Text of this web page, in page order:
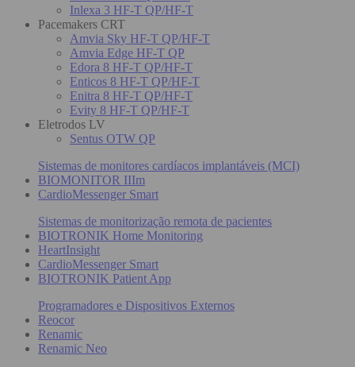
Inlexa 3 HF-T QP/HF-T
Pacemakers CRT
Amvia Sky HF-T QP/HF-T
Amvia Edge HF-T QP
Edora 8 HF-T QP/HF-T
Enticos 8 HF-T QP/HF-T
Enitra 8 HF-T QP/HF-T
Evity 8 HF-T QP/HF-T
Eletrodos LV
Sentus OTW QP
Sistemas de monitores cardíacos implantáveis (MCI)
BIOMONITOR IIIm
CardioMessenger Smart
Sistemas de monitorização remota de pacientes
BIOTRONIK Home Monitoring
HeartInsight
CardioMessenger Smart
BIOTRONIK Patient App
Programadores e Dispositivos Externos
Reocor
Renamic
Renamic Neo